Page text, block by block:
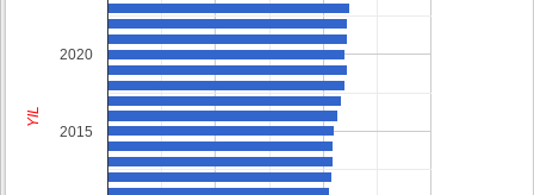
2015
2020
YIL